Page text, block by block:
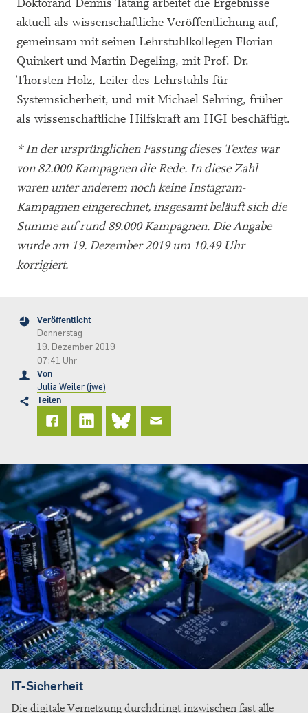
aktuell als wissenschaftliche Veröffentlichung auf,
gemeinsam mit seinen Lehrstuhlkollegen Florian
Quinkert und Martin Degeling, mit Prof. Dr.
Thorsten Holz, Leiter des Lehrstuhls für
Systemsicherheit, und mit Michael Sehring, früher
als wissenschaftliche Hilfskraft am HGI beschäftigt.
* In der ursprünglichen Fassung dieses Textes war
von 82.000 Kampagnen die Rede. In diese Zahl
waren unter anderem noch keine Instagram-
Kampagnen eingerechnet, insgesamt beläuft sich die
Summe auf rund 89.000 Kampagnen. Die Angabe
wurde am 19. Dezember 2019 um 10.49 Uhr
korrigiert.
Veröffentlicht
Donnerstag
19. Dezember 2019
07:41 Uhr
Von
Julia Weiler (jwe)
Teilen
IT-Sicherheit
Die digitale Vernetzung durchdringt inzwischen fast alle